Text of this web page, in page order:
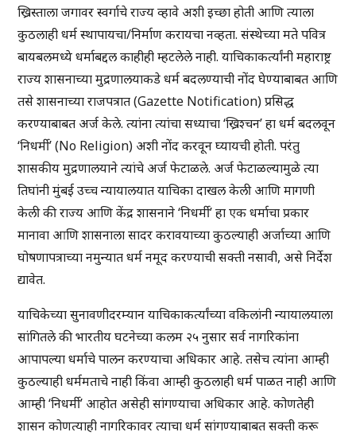
ख्रिस्ताला जगावर स्वर्गाचे राज्य व्हावे अशी इच्छा होती आणि त्याला
कुठलाही धर्म स्थापायचा/निर्माण करायचा नव्हता. संस्थेच्या मते पवित्र
बायबलमध्ये धर्माबद्दल काहीही म्हटलेले नाही. याचिकाकर्त्यांनी महाराष्ट्र
राज्य शासनाच्या मुद्रणालयाकडे धर्म बदलण्याची नोंद घेण्याबाबत आणि
तसे शासनाच्या राजपत्रात (Gazette Notification) प्रसिद्ध
करण्याबाबत अर्ज केले. त्यांना त्यांचा सध्याचा ‘ख्रिश्चन’ हा धर्म बदलवून
‘निधर्मी’ (No Religion) अशी नोंद करवून घ्यायची होती. परंतु
शासकीय मुद्रणालयाने त्यांचे अर्ज फेटाळले. अर्ज फेटाळल्यामुळे त्या
तिघांनी मुंबई उच्च न्यायालयात याचिका दाखल केली आणि मागणी
केली की राज्य आणि केंद्र शासनाने ‘निधर्मी’ हा एक धर्माचा प्रकार
मानावा आणि शासनाला सादर करावयाच्या कुठल्याही अर्जाच्या आणि
घोषणापत्राच्या नमुन्यात धर्म नमूद करण्याची सक्ती नसावी, असे निर्देश
द्यावेत.
याचिकेच्या सुनावणीदरम्यान याचिकाकर्त्यांच्या वकिलांनी न्यायालयाला
सांगितले की भारतीय घटनेच्या कलम २५ नुसार सर्व नागरिकांना
आपापल्या धर्माचे पालन करण्याचा अधिकार आहे. तसेच त्यांना आम्ही
कुठल्याही धर्ममताचे नाही किंवा आम्ही कुठलाही धर्म पाळत नाही आणि
आम्ही ‘निधर्मी’ आहोत असेही सांगण्याचा अधिकार आहे. कोणतेही
शासन कोणत्याही नागरिकावर त्याचा धर्म सांगण्याबाबत सक्ती करू